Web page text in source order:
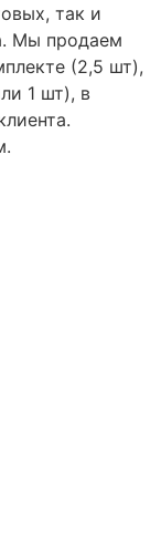
так и
Мы продаем
(2,5 шт),
1 шт), в